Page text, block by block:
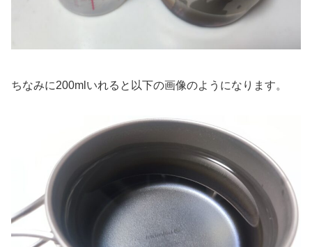
ちなみに200mlいれると以下の画像のようになります。